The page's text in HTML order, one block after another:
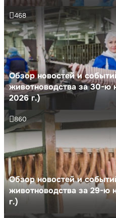
Обзор новостей и
животноводства за 30-ю
2026 г.)
468
Обзор новостей и
животноводства за 29-ю
г.)
860